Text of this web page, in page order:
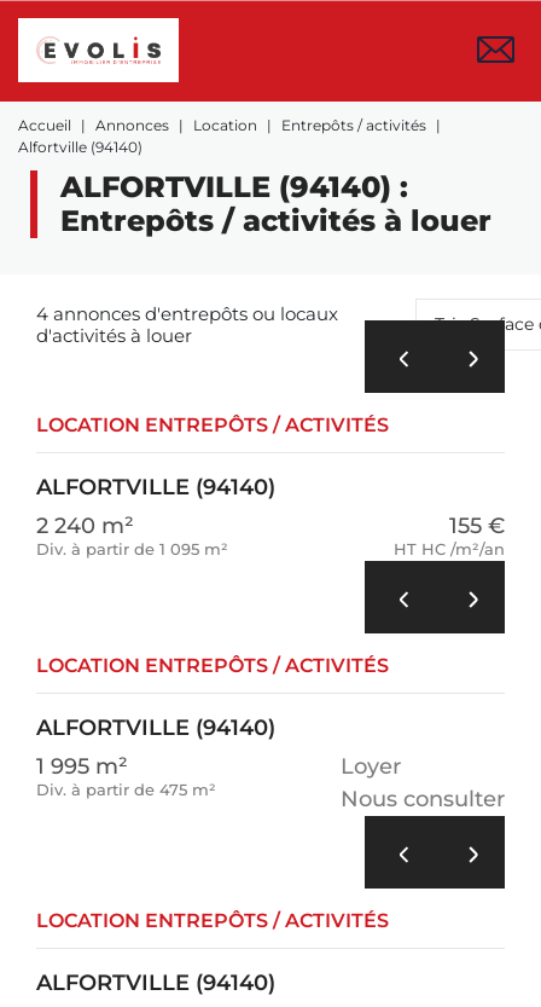
Accueil Annonces Location
Entrepôts / activités
Alfortville (94140)
ALFORTVILLE (94140) :
Entrepôts / activités à louer
4 annonces d'entrepôts ou locaux
d'activités à louer
Tri :
LOCATION ENTREPÔTS / ACTIVITÉS
ALFORTVILLE (94140)
2 240 m²
Div. à partir de 1 095 m²
155 €
HT HC /m²/an
LOCATION ENTREPÔTS / ACTIVITÉS
ALFORTVILLE (94140)
1 995 m²
Div. à partir de 475 m²
Loyer
Nous consulter
LOCATION ENTREPÔTS / ACTIVITÉS
ALFORTVILLE (94140)